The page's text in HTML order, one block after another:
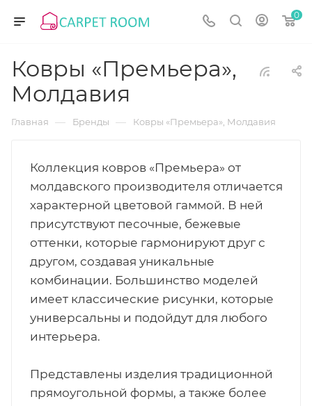
0
Ковры «Премьера»,
Молдавия
Главная — Бренды — Ковры «Премьера», Молдавия
Коллекция ковров «Премьера» от
молдавского производителя отличается
характерной цветовой гаммой. В ней
присутствуют песочные, бежевые
оттенки, которые гармонируют друг с
другом, создавая уникальные
комбинации. Большинство моделей
имеет классические рисунки, которые
универсальны и подойдут для любого
интерьера.
Представлены изделия традиционной
прямоугольной формы, а также более